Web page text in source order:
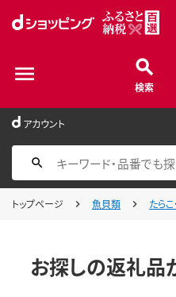
検索
アカウント
トップページ 魚貝類 たら
お探しの返礼品